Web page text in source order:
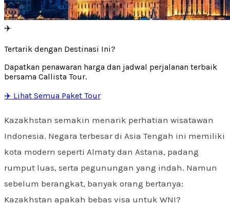
✈️
Tertarik dengan Destinasi Ini?
Dapatkan penawaran harga dan jadwal perjalanan terbaik
bersama Callista Tour.
✈️ Lihat Semua Paket Tour
Kazakhstan semakin menarik perhatian wisatawan
Indonesia. Negara terbesar di Asia Tengah ini memiliki
kota modern seperti Almaty dan Astana, padang
rumput luas, serta pegunungan yang indah. Namun
sebelum berangkat, banyak orang bertanya:
Kazakhstan apakah bebas visa untuk WNI?